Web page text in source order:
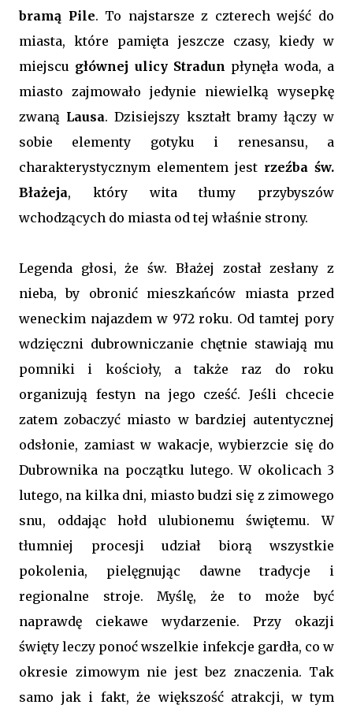
bramą Pile. To najstarsze z czterech wejść do
miasta, które pamięta jeszcze czasy, kiedy w
miejscu głównej ulicy Stradun płynęła woda, a
miasto zajmowało jedynie niewielką wysepkę
zwaną Lausa. Dzisiejszy kształt bramy łączy w
sobie elementy gotyku i renesansu, a
charakterystycznym elementem jest rzeźba św.
Błażeja, który wita tłumy przybyszów
wchodzących do miasta od tej właśnie strony.
Legenda głosi, że św. Błażej został zesłany z
nieba, by obronić mieszkańców miasta przed
weneckim najazdem w 972 roku. Od tamtej pory
wdzięczni dubrowniczanie chętnie stawiają mu
pomniki i kościoły, a także raz do roku
organizują festyn na jego cześć. Jeśli chcecie
zatem zobaczyć miasto w bardziej autentycznej
odsłonie, zamiast w wakacje, wybierzcie się do
Dubrownika na początku lutego. W okolicach 3
lutego, na kilka dni, miasto budzi się z zimowego
snu, oddając hołd ulubionemu świętemu. W
tłumniej procesji udział biorą wszystkie
pokolenia, pielęgnując dawne tradycje i
regionalne stroje. Myślę, że to może być
naprawdę ciekawe wydarzenie. Przy okazji
święty leczy ponoć wszelkie infekcje gardła, co w
okresie zimowym nie jest bez znaczenia. Tak
samo jak i fakt, że większość atrakcji, w tym